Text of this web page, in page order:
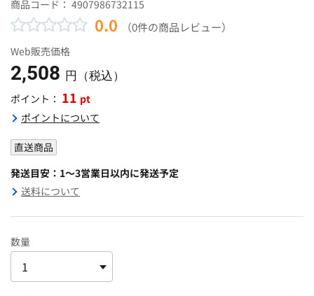
商品コード： 4907986732115
0.0 （0件の商品レビュー）
Web販売価格
2,508 円（税込）
ポイント： 11 pt
ポイントについて
直送商品
発送目安：1～3営業日以内に発送予定
送料について
数量